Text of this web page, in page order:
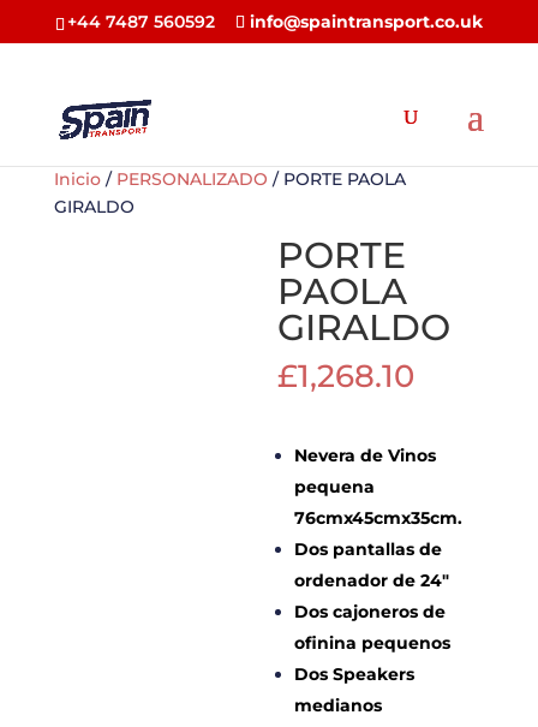
+44 7487 560592 info@spaintransport.co.uk
Inicio/ PERSONALIZADO / PORTE PAOLA
GIRALDO
PORTE
PAOLA
GIRALDO
£1,268.10
Nevera de Vinos
pequena
76cmx45cmx35cm.
Dos pantallas de
ordenador de 24″
Dos cajoneros de
ofinina pequenos
Dos Speakers
medianos